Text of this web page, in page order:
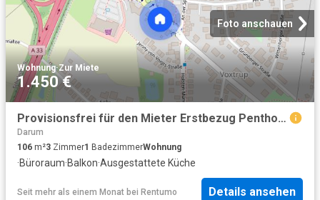
Foto anschauen
Wohnung·Zur Miete
1.450 €
Provisionsfrei für den Mieter Erstbezug Penthouse Wohnung in gefragter Lage von Voxtrup
Darum
106 m²3 Zimmer1 BadezimmerWohnung
·Büroraum·Balkon·Ausgestattete Küche
Seit mehr als einem Monat bei Rentumo Details ansehen